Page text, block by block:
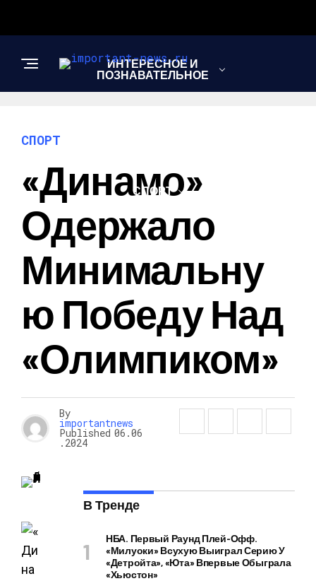
ИНТЕРЕСНОЕ И
ПОЗНАВАТЕЛЬНОЕ
СПОРТ
СПОРТ
«Динамо»
Одержало
Минимальну
Ю Победу Над
«Олимпиком»
By
importantnews
Published 06.06
.2024
В Тренде
НБА. Первый Раунд Плей-Офф.
«Милуоки» Всухую Выиграл Серию У
«Детройта», «Юта» Впервые Обыграла
«Хьюстон»